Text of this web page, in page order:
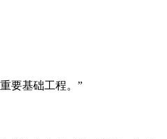
要基础工程。”